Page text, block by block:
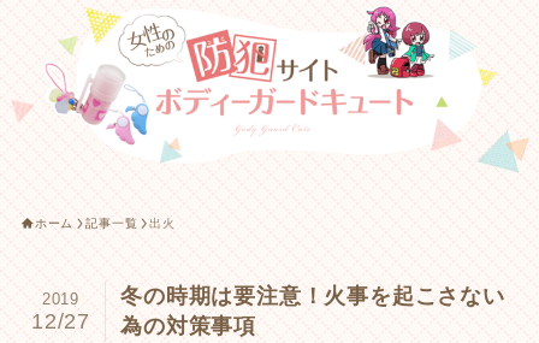
ホーム 記事一覧 出火
冬の時期は要注意！火事を起こさない
為の対策事項
2019
12/27